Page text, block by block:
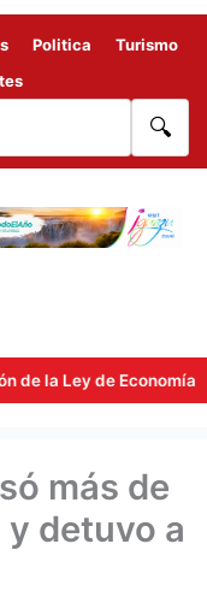
Politica
Turismo
🔍
de Economía del
más de
detuvo a